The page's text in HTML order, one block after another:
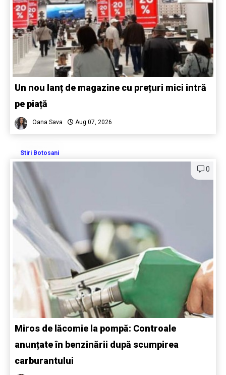
Un nou lanț de magazine cu prețuri mici intră
pe piață
Oana Sava Aug 07, 2026
Stiri Botosani
0
Miros de lăcomie la pompă: Controale
anunțate în benzinării după scumpirea
carburantului